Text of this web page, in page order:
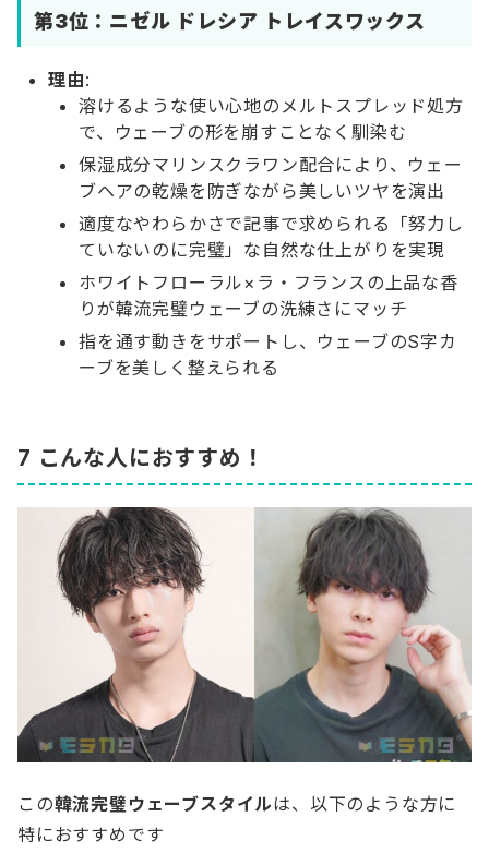
第3位： ニゼル ドレシア トレイスワックス
理由:
溶けるような使い心地のメルトスプレッド処方
で、ウェーブの形を崩すことなく馴染む
保湿成分マリンスクラワン配合により、ウェー
ブヘアの乾燥を防ぎながら美しいツヤを演出
適度なやわらかさで記事で求められる「努力し
ていないのに完璧」な自然な仕上がりを実現
ホワイトフローラル×ラ・フランスの上品な香
りが韓流完璧ウェーブの洗練さにマッチ
指を通す動きをサポートし、ウェーブのS字カ
ーブを美しく整えられる
7 こんな人におすすめ！
この韓流完璧ウェーブスタイルは、以下のような方に
特におすすめです